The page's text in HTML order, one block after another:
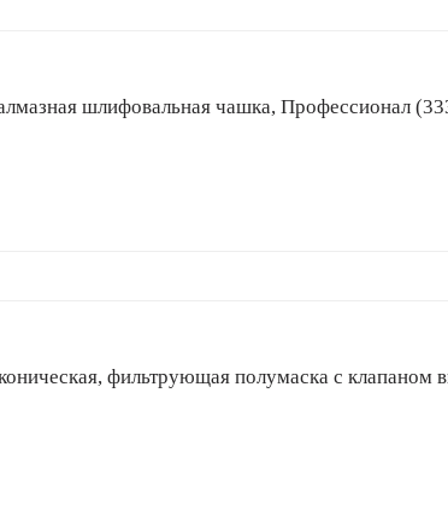
алмазная шлифовальная чашка, Профессионал
коническая, фильтрующая полумаска с